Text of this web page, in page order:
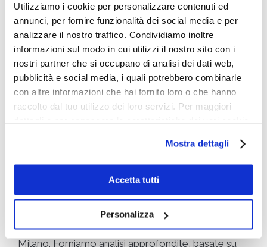
Utilizziamo i cookie per personalizzare contenuti ed
annunci, per fornire funzionalità dei social media e per
analizzare il nostro traffico. Condividiamo inoltre
informazioni sul modo in cui utilizzi il nostro sito con i
nostri partner che si occupano di analisi dei dati web,
pubblicità e social media, i quali potrebbero combinarle
con altre informazioni che hai fornito loro o che hanno
raccolto dal tuo utilizzo dei loro servizi. Per maggiori
Mostra dettagli
Accetta tutti
Personalizza
settori. Dai colossi aziendali alle start-up
emergenti, la città offre un’eccezionale diversità
che è fondamentale per unambiente
imprenditoriale stimolante
. Con una presenza
globale e una solida rete di connessioni
internazionali, Milano è un trampolino di lancio per
le imprese che aspirano a lasciare un segno
L’Analisi Razionale per il
Successo
Il nostro servizio di ricerche di mercato è più di un
semplice strumento: è il tuo alleato strategico nel
percorso verso il successo imprenditoriale a
Milano. Forniamo analisi approfondite, basate su